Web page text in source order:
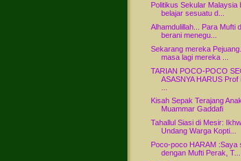
Politikus Sekular Malaysia
belajar sesuatu d...
Alhamdulillah... Para Mufti
berani menegu...
Sekarang mereka
masa lagi mereka ...
TARIAN POCO-POCO
ASASNYA HARUS Prof
Kisah Sepak Terajang
Muammar Gaddafi
Tahallul Siasi di Mesir:
Undang Warga Kopti...
Poco-poco HARAM :Saya
dengan Mufti Perak, T...